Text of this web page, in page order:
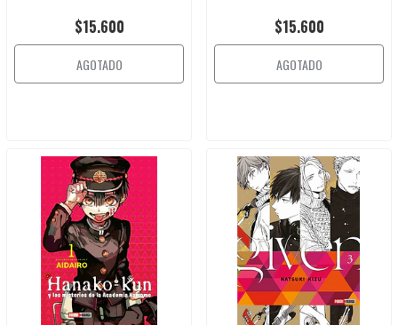
$15.600
AGOTADO
$15.600
AGOTADO